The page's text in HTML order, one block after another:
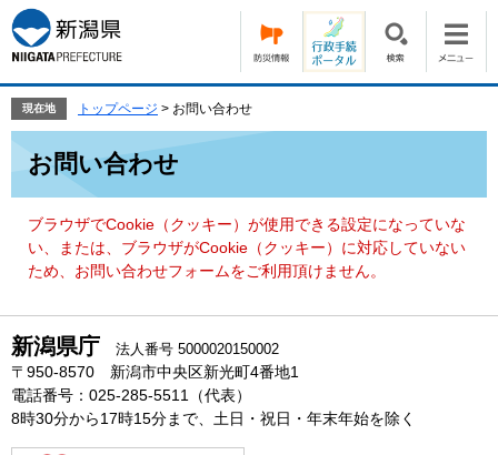
ー
ジ
の
頭
す。
ニ
ュ
ー
飛
て
現在地 トップページ > お問い合わせ
お問い合わせ
ブラウザでCookie（クッキー）が使用できる設定になっていな
い、または、ブラウザがCookie（クッキー）に対応していない
ため、お問い合わせフォームをご利用頂けません。
新潟県庁 法人番号 5000020150002
〒950-8570 新潟市中央区新光町4番地1
電話番号：025-285-5511（代表）
8時30分から17時15分まで、土日・祝日・年末年始を除く